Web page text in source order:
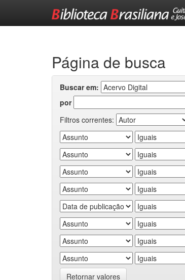
Página de busca
Buscar em:
por
Filtros correntes:
Retornar valores